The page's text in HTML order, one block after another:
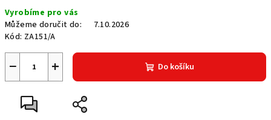
cena:
Vyrobíme pro vás
Můžeme doručit do:
7.10.2026
Kód: ZA151/A
+
− Do košíku